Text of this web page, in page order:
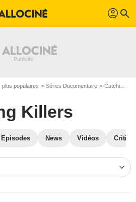
profil search
plus populaires Séries Documentaire Catching Killers
Killers
News Vidéos